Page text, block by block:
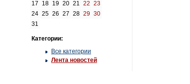
17
18 19 20 21 22 23
24 25 26 27 28 29 30
31
Категории:
Все категории
Лента новостей